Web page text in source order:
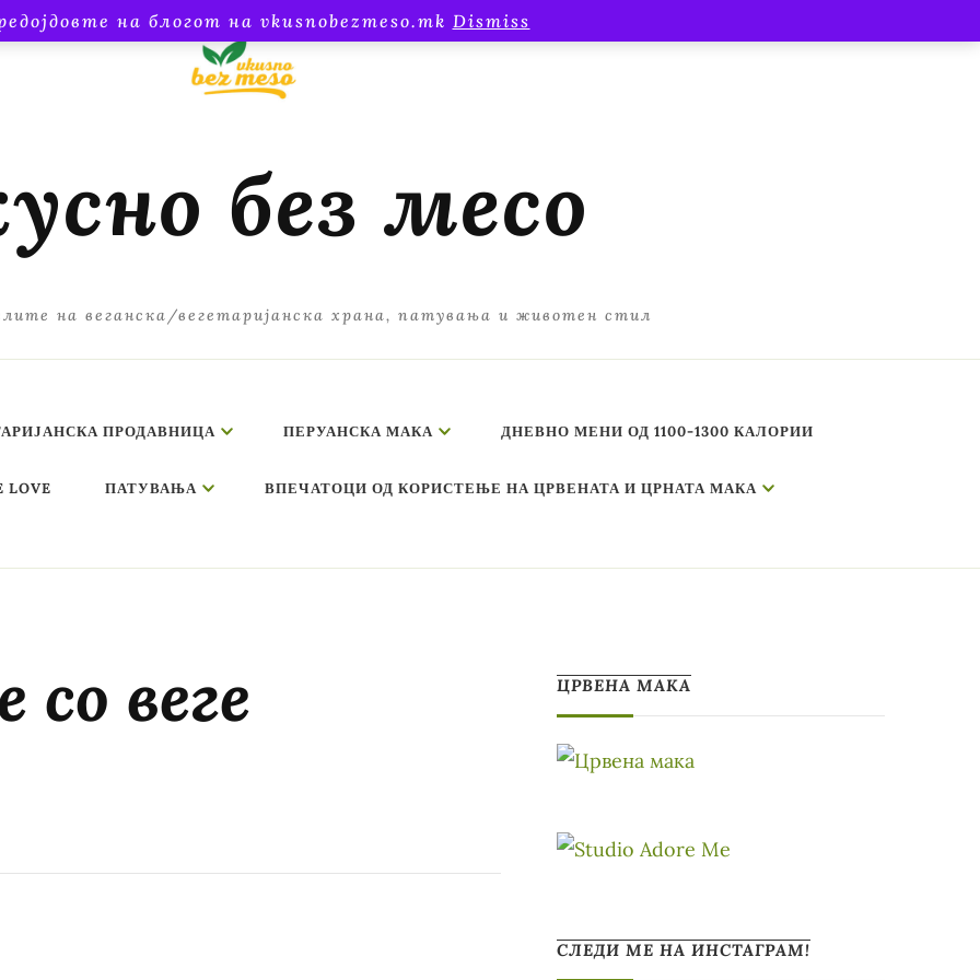
на блогот на vkusnobezmeso.mk Dismiss
без месо
на веганска/вегетаријанска храна, патувања и животен стил
ПРОДАВНИЦА ПЕРУАНСКА МАКА ДНЕВНО МЕНИ ОД 1100-1300 КАЛОРИИ
LOVE ПАТУВАЊА ВПЕЧАТОЦИ ОД КОРИСТЕЊЕ НА ЦРВЕНАТА И ЦРНАТА МАКА
со веге
ЦРВЕНА МАКА
СЛЕДИ МЕ НА ИНСТАГРАМ!